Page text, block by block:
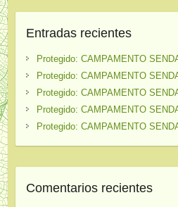
Entradas recientes
Protegido: CAMPAMENTO
Protegido: CAMPAMENTO
Protegido: CAMPAMENTO
Protegido: CAMPAMENTO
Protegido: CAMPAMENTO
Comentarios recientes